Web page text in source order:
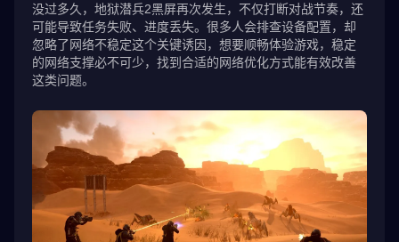
没过多久，地狱潜兵2黑屏再次发生，不仅打断对战节奏，还
可能导致任务失败、进度丢失。很多人会排查设备配置，却
忽略了网络不稳定这个关键诱因，想要顺畅体验游戏，稳定
的网络支撑必不可少，找到合适的网络优化方式能有效改善
这类问题。